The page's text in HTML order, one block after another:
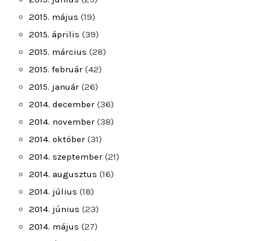
2015. május (19)
2015. április (39)
2015. március (28)
2015. február (42)
2015. január (26)
2014. december (36)
2014. november (38)
2014. október (31)
2014. szeptember (21)
2014. augusztus (16)
2014. július (18)
2014. június (23)
2014. május (27)